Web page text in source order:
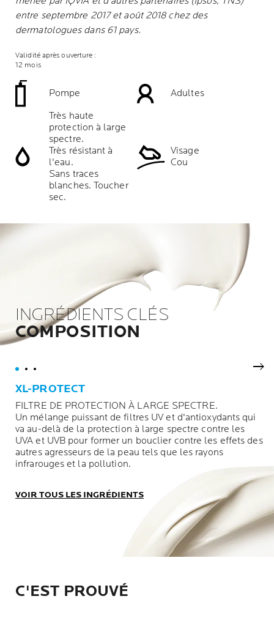
entre septembre 2017 et août 2018 chez des
dermatologues dans 61 pays.
Validité après ouverture :
12 mois
Pompe
Adultes
Très haute
protection à large
spectre.
Très résistant à
l'eau.
Sans traces
blanches. Toucher
sec.
Visage
Cou
INGRÉDIENTS CLÉS
COMPOSITION
XL-PROTECT
FILTRE DE PROTECTION À LARGE SPECTRE.
Un mélange puissant de filtres UV et d'antioxydants qui
va au-delà de la protection à large spectre contre les
UVA et UVB pour former un bouclier contre les effets des
autres agresseurs de la peau tels que les rayons
infrarouges et la pollution.
VOIR TOUS LES INGRÉDIENTS
C'EST PROUVÉ